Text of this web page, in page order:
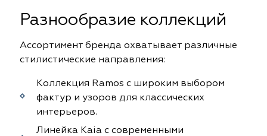
Разнообразие коллекций
Ассортимент бренда охватывает различные
стилистические направления:
Коллекция Ramos с широким выбором
фактур и узоров для классических
интерьеров.
Линейка Kaia с современными